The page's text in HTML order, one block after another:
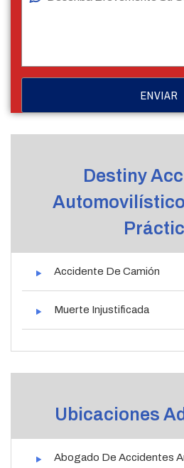
Destiny
Accidente De Camión
Muerte Injustificada
Ubicaciones
Abogado De Accidentes